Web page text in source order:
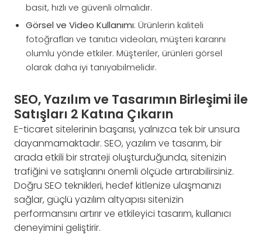
basit, hızlı ve güvenli olmalıdır.
Görsel ve Video Kullanımı: Ürünlerin kaliteli
fotoğrafları ve tanıtıcı videoları, müşteri kararını
olumlu yönde etkiler. Müşteriler, ürünleri görsel
olarak daha iyi tanıyabilmelidir.
SEO, Yazılım ve Tasarımın Birleşimi ile
Satışları 2 Katına Çıkarın
E-ticaret sitelerinin başarısı, yalnızca tek bir unsura
dayanmamaktadır. SEO, yazılım ve tasarım, bir
arada etkili bir strateji oluşturduğunda, sitenizin
trafiğini ve satışlarını önemli ölçüde artırabilirsiniz.
Doğru SEO teknikleri, hedef kitlenize ulaşmanızı
sağlar, güçlü yazılım altyapısı sitenizin
performansını artırır ve etkileyici tasarım, kullanıcı
deneyimini geliştirir.